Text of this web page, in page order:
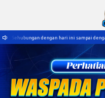
ini sampai dengan tanggal 6 akan ada